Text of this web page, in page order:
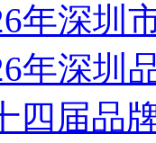
年深圳
年深圳
四届品